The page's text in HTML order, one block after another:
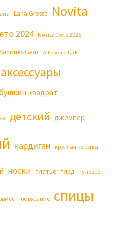
Lana Grossa Novita
2024 Novita Лето 2025
Sandnes Garn Willow and Lark
аксессуары
квадрат
детский джемпер
кардиган круглая кокетка
носки платье плед пуловер
вязание спицы